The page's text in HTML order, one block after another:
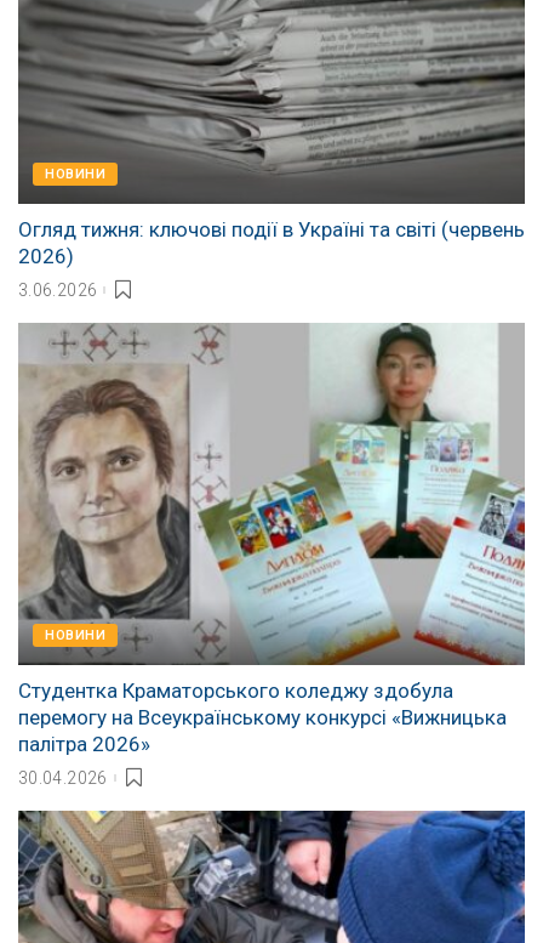
НОВИНИ
Огляд тижня: ключові події в Україні та світі (червень
2026)
3.06.2026
НОВИНИ
Студентка Краматорського коледжу здобула
перемогу на Всеукраїнському конкурсі «Вижницька
палітра 2026»
30.04.2026